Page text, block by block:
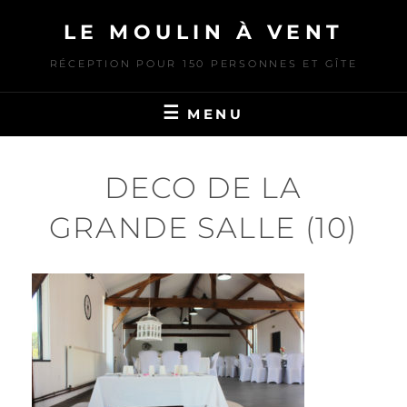
content
LE MOULIN À VENT
RÉCEPTION POUR 150 PERSONNES ET GÎTE
MENU
DECO DE LA
GRANDE SALLE (10)